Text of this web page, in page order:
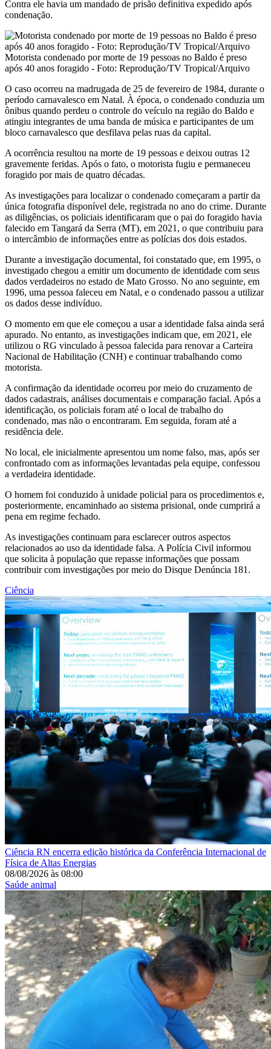
Contra ele havia um mandado de prisão definitiva expedido após
condenação.
Motorista condenado por morte de 19 pessoas no Baldo é preso
após 40 anos foragido - Foto: Reprodução/TV Tropical/Arquivo
O caso ocorreu na madrugada de 25 de fevereiro de 1984, durante o
período carnavalesco em Natal. À época, o condenado conduzia um
ônibus quando perdeu o controle do veículo na região do Baldo e
atingiu integrantes de uma banda de música e participantes de um
bloco carnavalesco que desfilava pelas ruas da capital.
A ocorrência resultou na morte de 19 pessoas e deixou outras 12
gravemente feridas. Após o fato, o motorista fugiu e permaneceu
foragido por mais de quatro décadas.
As investigações para localizar o condenado começaram a partir da
única fotografia disponível dele, registrada no ano do crime. Durante
as diligências, os policiais identificaram que o pai do foragido havia
falecido em Tangará da Serra (MT), em 2021, o que contribuiu para
o intercâmbio de informações entre as polícias dos dois estados.
Durante a investigação documental, foi constatado que, em 1995, o
investigado chegou a emitir um documento de identidade com seus
dados verdadeiros no estado de Mato Grosso. No ano seguinte, em
1996, uma pessoa faleceu em Natal, e o condenado passou a utilizar
os dados desse indivíduo.
O momento em que ele começou a usar a identidade falsa ainda será
apurado. No entanto, as investigações indicam que, em 2021, ele
utilizou o RG vinculado à pessoa falecida para renovar a Carteira
Nacional de Habilitação (CNH) e continuar trabalhando como
motorista.
A confirmação da identidade ocorreu por meio do cruzamento de
dados cadastrais, análises documentais e comparação facial. Após a
identificação, os policiais foram até o local de trabalho do
condenado, mas não o encontraram. Em seguida, foram até a
residência dele.
No local, ele inicialmente apresentou um nome falso, mas, após ser
confrontado com as informações levantadas pela equipe, confessou
a verdadeira identidade.
O homem foi conduzido à unidade policial para os procedimentos e,
posteriormente, encaminhado ao sistema prisional, onde cumprirá a
pena em regime fechado.
As investigações continuam para esclarecer outros aspectos
relacionados ao uso da identidade falsa. A Polícia Civil informou
que solicita à população que repasse informações que possam
contribuir com investigações por meio do Disque Denúncia 181.
Ciência
Ciência RN encerra edição histórica da Conferência Internacional de
Física de Altas Energias
08/08/2026 às 08:00
Saúde animal